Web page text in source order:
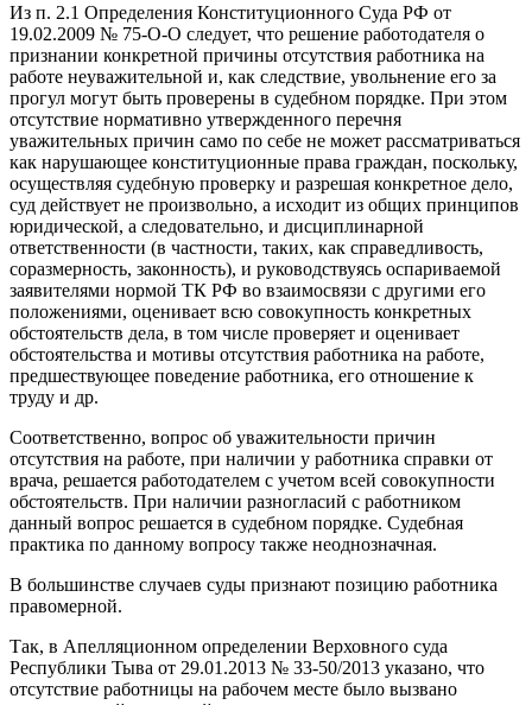
Из п. 2.1 Определения Конституционного Суда РФ от
19.02.2009 № 75-О-О следует, что решение работодателя о
признании конкретной причины отсутствия работника на
работе неуважительной и, как следствие, увольнение его за
прогул могут быть проверены в судебном порядке. При этом
отсутствие нормативно утвержденного перечня
уважительных причин само по себе не может рассматриваться
как нарушающее конституционные права граждан, поскольку,
осуществляя судебную проверку и разрешая конкретное дело,
суд действует не произвольно, а исходит из общих принципов
юридической, а следовательно, и дисциплинарной
ответственности (в частности, таких, как справедливость,
соразмерность, законность), и руководствуясь оспариваемой
заявителями нормой ТК РФ во взаимосвязи с другими его
положениями, оценивает всю совокупность конкретных
обстоятельств дела, в том числе проверяет и оценивает
обстоятельства и мотивы отсутствия работника на работе,
предшествующее поведение работника, его отношение к
труду и др.
Соответственно, вопрос об уважительности причин
отсутствия на работе, при наличии у работника справки от
врача, решается работодателем с учетом всей совокупности
обстоятельств. При наличии разногласий с работником
данный вопрос решается в судебном порядке. Судебная
практика по данному вопросу также неоднозначная.
В большинстве случаев суды признают позицию работника
правомерной.
Так, в Апелляционном определении Верховного суда
Республики Тыва от 29.01.2013 № 33-50/2013 указано, что
отсутствие работницы на рабочем месте было вызвано